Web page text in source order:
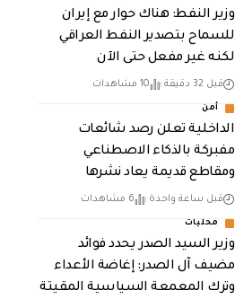
وزير النفط: هناك حوار مع إيران
للسماح بتصدير النفط العراقي
لكنه غير مفعل حتى الآن
قبل 32 دقيقة 10 مشاهدات
أمن
الداخلية تعلن رصد شائعات
مفبركة بالذكاء الاصطناعي
ومقاطع قديمة يعاد نشرها
قبل ساعة واحدة 6 مشاهدات
محليات
وزير السيد الصدر يحدد فوائد
مضيف آل الصدر: إغاضة الأعداء
وترك المعمعة السياسية المقيتة